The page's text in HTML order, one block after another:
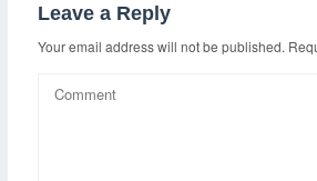
Leave a Reply
Your email address will not be published.